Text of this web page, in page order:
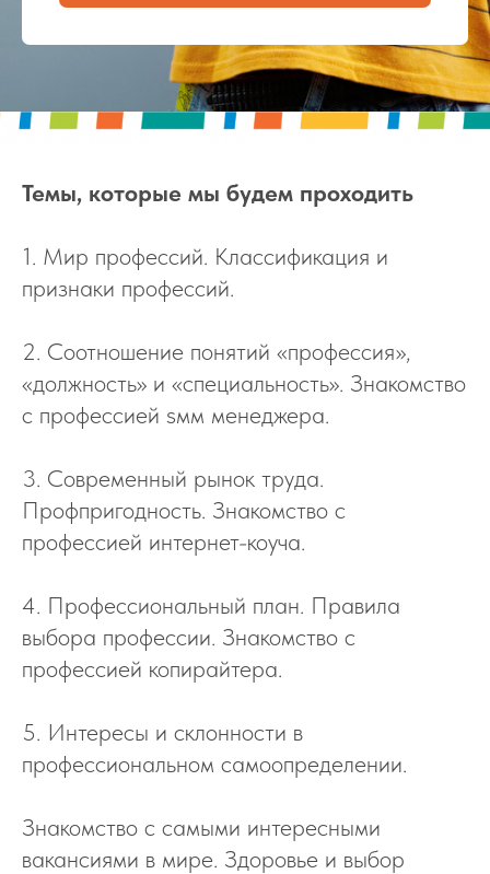
Темы, которые мы будем проходить
1. Мир профессий. Классификация и
признаки профессий.
2. Соотношение понятий «профессия»,
«должность» и «специальность». Знакомство
с профессией sмм менеджера.
3. Современный рынок труда.
Профпригодность. Знакомство с
профессией интернет-коуча.
4. Профессиональный план. Правила
выбора профессии. Знакомство с
профессией копирайтера.
5. Интересы и склонности в
профессиональном самоопределении.
Знакомство с самыми интересными
вакансиями в мире. Здоровье и выбор